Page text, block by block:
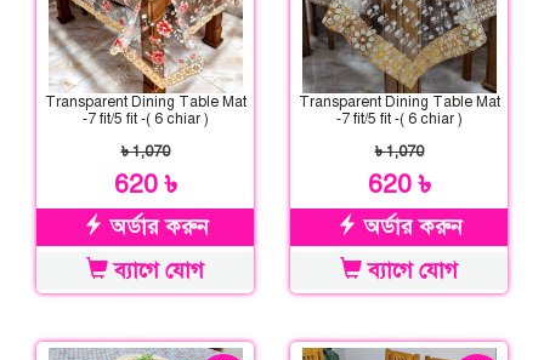
Transparent Dining Table Mat
-7 fit/5 fit -( 6 chiar )
৳ 1,070
620 ৳
অর্ডার করুন
ব্যাগে যোগ
Transparent Dining Table Mat
-7 fit/5 fit -( 6 chiar )
৳ 1,070
620 ৳
অর্ডার করুন
ব্যাগে যোগ